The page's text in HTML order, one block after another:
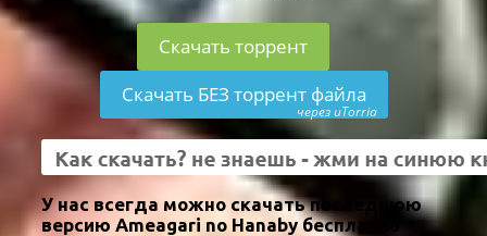
Скачать торрент
Скачать БЕЗ торрент файла
через uTorria
У нас всегда можно скачать последнюю
версию Ameagari no Hanaby бесплатно